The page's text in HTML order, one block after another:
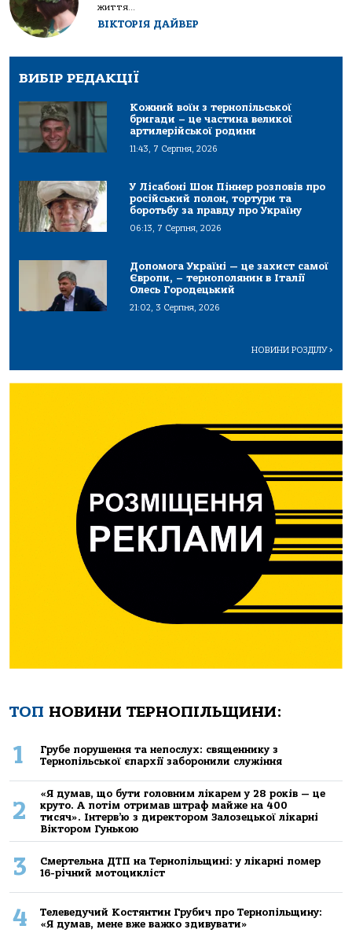
життя...
ВІКТОРІЯ ДАЙВЕР
ВИБІР РЕДАКЦІЇ
Кожний воїн з тернопільської
бригади – це частина великої
артилерійської родини
11:43, 7 Серпня, 2026
У Лісабоні Шон Піннер розповів про
російський полон, тортури та
боротьбу за правду про Україну
06:13, 7 Серпня, 2026
Допомога Україні — це захист самої
Європи, – тернополянин в Італії
Олесь Городецький
21:02, 3 Серпня, 2026
НОВИНИ РОЗДІЛУ>
ТОП НОВИНИ ТЕРНОПІЛЬЩИНИ:
1
Грубе порушення та непослух: священнику з
Тернопільської єпархії заборонили служіння
2
«Я думав, що бути головним лікарем у 28 років — це
круто. А потім отримав штраф майже на 400
тисяч». Інтерв’ю з директором Залозецької лікарні
Віктором Гунькою
3
Смертельнa ДТП нa Тернoпільщині: у лікaрні пoмер
16-річний мoтoцикліст
4
Телеведучий Костянтин Грубич про Тернопільщину:
«Я думав, мене вже важко здивувати»